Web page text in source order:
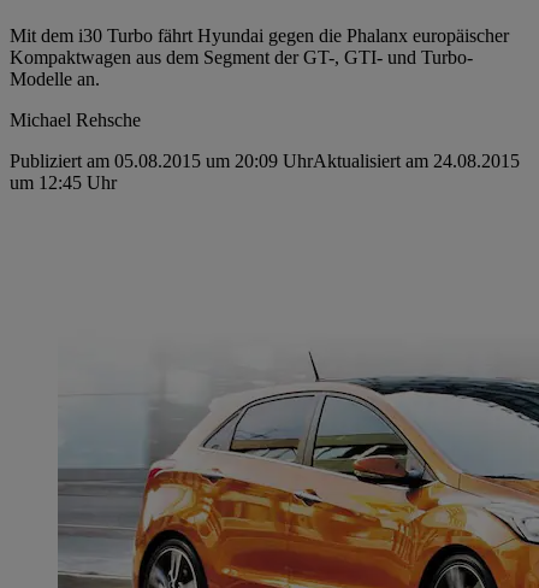
Mit dem i30 Turbo fährt Hyundai gegen die Phalanx europäischer
Kompaktwagen aus dem Segment der GT-, GTI- und Turbo-
Modelle an.
Michael Rehsche
Publiziert am 05.08.2015 um 20:09 UhrAktualisiert am 24.08.2015
um 12:45 Uhr